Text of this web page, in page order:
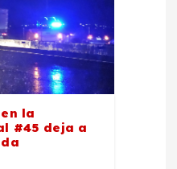
la
#45 deja a